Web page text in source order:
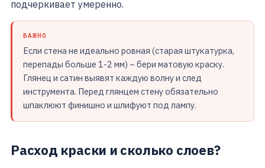
подчеркивает умеренно.
ВАЖНО
Если стена не идеально ровная (старая штукатурка,
перепады больше 1-2 мм) – бери матовую краску.
Глянец и сатин выявят каждую волну и след
инструмента. Перед глянцем стену обязательно
шпаклюют финишно и шлифуют под лампу.
Расход краски и сколько слоев?